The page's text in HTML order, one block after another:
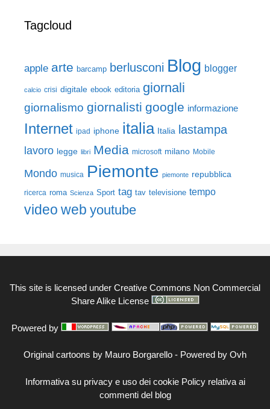
Tagcloud
apple arte barcamp berlusconi Blog blogger
calcio crisi digitale ebook editoria giornali
giornalismo giornalisti google informazione
Internet ipad iphone italia Italia lastampa
lavoro legge libri Media microsoft milano Mobile
Mondo musica Piemonte piemonte repubblica
ricerca roma Scienza Sport tag tav televisione tempo
video web youtube
This site is licensed under Creative Commons Non Commercial
Share Alike License
Powered by
Original cartoons by Mauro Borgarello - Powered by Ovh
Informativa su privacy e uso dei cookie Policy relativa ai
commenti del blog